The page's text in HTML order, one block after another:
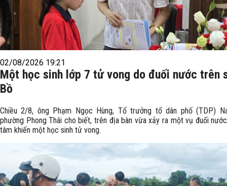
02/08/2026 19:21
Một học sinh lớp 7 tử vong do đuối nước trên
Bồ
Chiều 2/8, ông Phạm Ngọc Hùng, Tổ trưởng tổ dân phố (TDP)
phường Phong Thái cho biết, trên địa bàn vừa xảy ra một vụ đuối
tâm khiến một học sinh tử vong.